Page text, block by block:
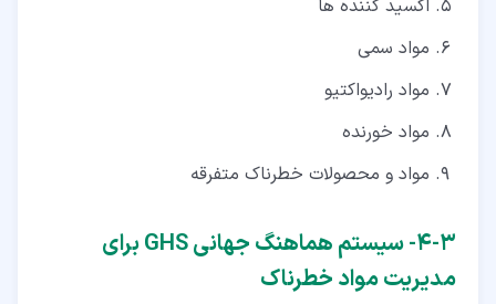
اکسید کننده ‌ها
مواد سمی
مواد رادیواکتیو
مواد خورنده
مواد و محصولات خطرناک متفرقه
۳‏-‏۴‏- سیستم هماهنگ جهانی GHS برای
مدیریت مواد خطرناک